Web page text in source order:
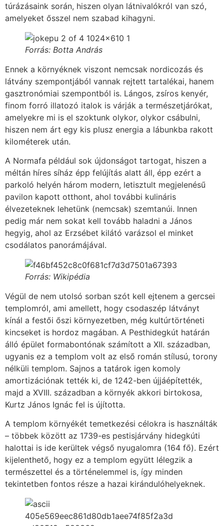
túrázásaink során, hiszen olyan látnivalókról van szó,
amelyeket ősszel nem szabad kihagyni.
Forrás: Botta András
Ennek a környéknek viszont nemcsak nordicozás és
látvány szempontjából vannak rejtett tartalékai, hanem
gasztronómiai szempontból is. Lángos, zsíros kenyér,
finom forró illatozó italok is várják a természetjárókat,
amelyekre mi is el szoktunk olykor, olykor csábulni,
hiszen nem árt egy kis plusz energia a lábunkba rakott
kilométerek után.
A Normafa például sok újdonságot tartogat, hiszen a
méltán híres síház épp felújítás alatt áll, épp ezért a
parkoló helyén három modern, letisztult megjelenésű
pavilon kapott otthont, ahol további kulináris
élvezeteknek lehetünk (nemcsak) szemtanúi. Innen
pedig már nem sokat kell tovább haladni a János
hegyig, ahol az Erzsébet kilátó varázsol el minket
csodálatos panorámájával.
Forrás: Wikipédia
Végül de nem utolsó sorban szót kell ejtenem a gercsei
templomról, ami amellett, hogy csodaszép látványt
kínál a festői őszi környezetben, még kultúrtörténeti
kincseket is hordoz magában. A Pesthidegkút határán
álló épület formabontónak számított a XII. században,
ugyanis ez a templom volt az első román stílusú, torony
nélküli templom. Sajnos a tatárok igen komoly
amortizációnak tették ki, de 1242-ben újjáépítették,
majd a XVIII. században a környék akkori birtokosa,
Kurtz János Ignác fel is újította.
A templom környékét temetkezési célokra is használták
– többek között az 1739-es pestisjárvány hidegkúti
halottai is ide kerültek végső nyugalomra (164 fő). Ezért
kijelenthető, hogy ez a templom együtt lélegzik a
természettel és a történelemmel is, így minden
tekintetben fontos része a hazai kirándulóhelyeknek.